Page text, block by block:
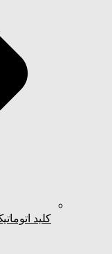
کلید